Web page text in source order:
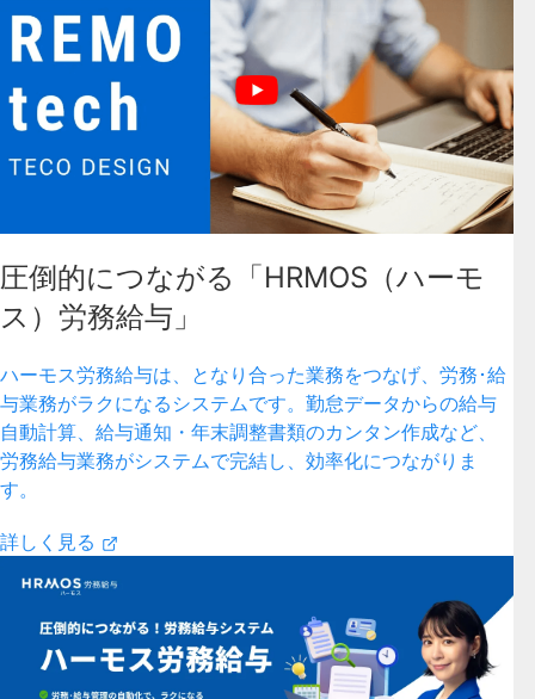
圧倒的につながる「HRMOS（ハーモ
ス）労務給与」
ハーモス労務給与は、となり合った業務をつなげ、労務･給
与業務がラクになるシステムです。勤怠データからの給与
自動計算、給与通知・年末調整書類のカンタン作成など、
労務給与業務がシステムで完結し、効率化につながりま
す。
詳しく見る